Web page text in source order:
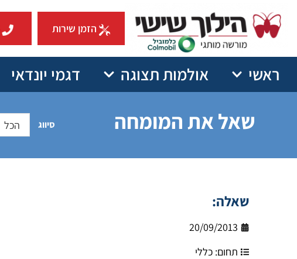
הזמן שירות
ראשי אולמות תצוגה דגמי יונדאי
שאל את המומחה סיווג
שאלה:
20/09/2013
תחום: כללי